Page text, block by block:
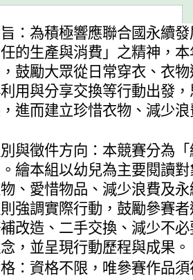
：為積極響應聯合國永續
任的生產與消費」之精神，
鼓勵大眾從日常穿衣、衣
用與分享交換等行動出發
進而建立珍惜衣物、減少
與徵件方向：本競賽分為
繪本組以幼兒為主要閱讀
、愛惜物品、減少浪費及
強調實際行動，鼓勵參賽
改造、二手交換、減少不
，並呈現行動歷程與成果。
：資格不限，唯參賽作品